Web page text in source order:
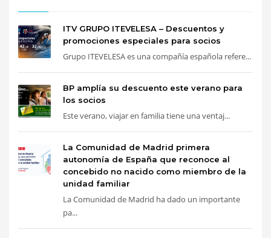
ITV GRUPO ITEVELESA – Descuentos y
promociones especiales para socios
Grupo ITEVELESA es una compañía española refere...
BP amplía su descuento este verano para
los socios
Este verano, viajar en familia tiene una ventaj...
La Comunidad de Madrid primera
autonomía de España que reconoce al
concebido no nacido como miembro de la
unidad familiar
La Comunidad de Madrid ha dado un importante
pa...